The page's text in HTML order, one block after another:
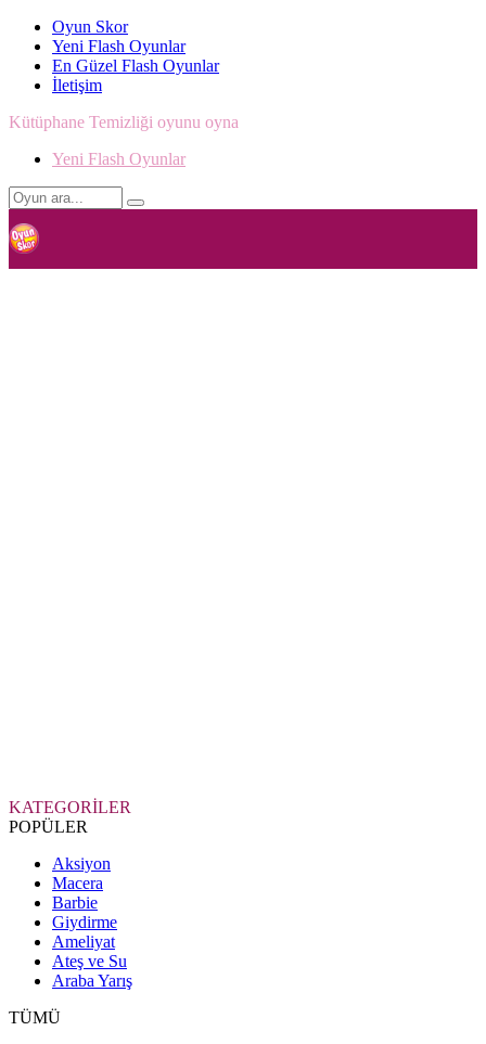
Oyun Skor
Yeni Flash Oyunlar
En Güzel Flash Oyunlar
İletişim
Kütüphane Temizliği oyunu oyna
Yeni Flash Oyunlar
KATEGORİLER
POPÜLER
Aksiyon
Macera
Barbie
Giydirme
Ameliyat
Ateş ve Su
Araba Yarış
TÜMÜ